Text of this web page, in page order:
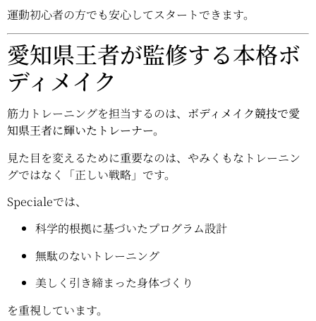
運動初心者の方でも安心してスタートできます。
愛知県王者が監修する本格ボ
ディメイク
筋力トレーニングを担当するのは、 ボディメイク競技で愛
知県王者に輝いたトレーナー。
見た目を変えるために重要なのは、やみくもなトレーニン
グではなく「正しい戦略」です。
Specialeでは、
科学的根拠に基づいたプログラム設計
無駄のないトレーニング
美しく引き締まった身体づくり
を重視しています。